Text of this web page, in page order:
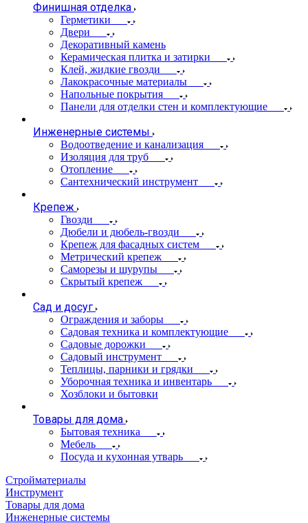
Финишная отделка
Герметики
Двери
Декоративный камень
Керамическая плитка и затирки
Клей, жидкие гвозди
Лакокрасочные материалы
Напольные покрытия
Панели для отделки стен и комплектующие
Инженерные системы
Водоотведение и канализация
Изоляция для труб
Отопление
Сантехнический инструмент
Крепеж
Гвозди
Дюбели и дюбель-гвозди
Крепеж для фасадных систем
Метрический крепеж
Саморезы и шурупы
Скрытый крепеж
Сад и досуг
Ограждения и заборы
Садовая техника и комплектующие
Садовые дорожки
Садовый инструмент
Теплицы, парники и грядки
Уборочная техника и инвентарь
Хозблоки и бытовки
Товары для дома
Бытовая техника
Мебель
Посуда и кухонная утварь
Стройматериалы
Инструмент
Товары для дома
Инженерные системы